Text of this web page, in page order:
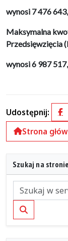
wynosi 7 476
Maksymalna
Przedsięwzięcia
wynosi 6 987
Udostępnij:
Strona
Szukaj na stronie
Szukaj